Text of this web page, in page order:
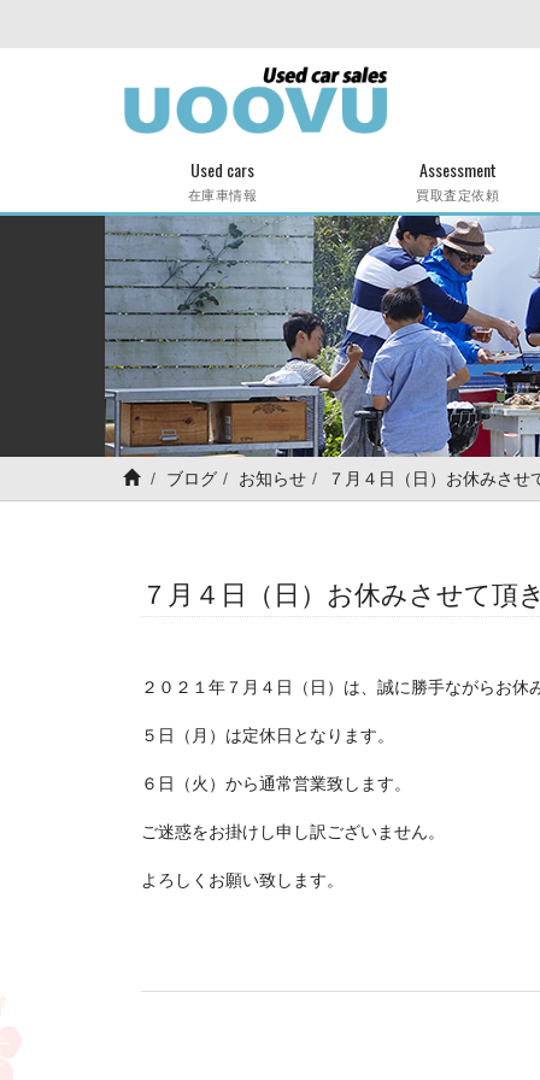
Used cars
在庫車情報
Assessment
買取査定依頼
ブログ お知らせ ７月４日（日）お休みさせ
７月４日（日）お休みさせて頂
２０２１年７月４日（日）は、誠に勝手ながらお休
５日（月）は定休日となります。
６日（火）から通常営業致します。
ご迷惑をお掛けし申し訳ございません。
よろしくお願い致します。